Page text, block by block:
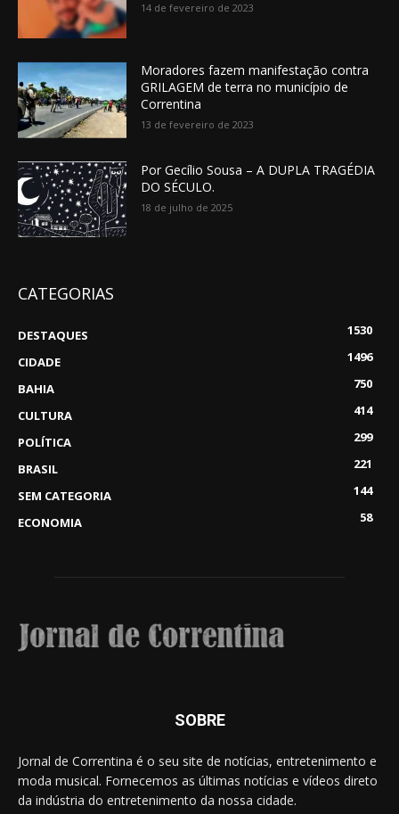
14 de fevereiro de 2023
Moradores fazem manifestação contra
GRILAGEM de terra no município de
Correntina
13 de fevereiro de 2023
Por Gecílio Sousa – A DUPLA TRAGÉDIA
DO SÉCULO.
18 de julho de 2025
CATEGORIAS
DESTAQUES
1530
CIDADE
1496
BAHIA
750
CULTURA
414
POLÍTICA
299
BRASIL
221
SEM CATEGORIA
144
ECONOMIA
58
SOBRE
Jornal de Correntina é o seu site de notícias, entretenimento e
moda musical. Fornecemos as últimas notícias e vídeos direto
da indústria do entretenimento da nossa cidade.